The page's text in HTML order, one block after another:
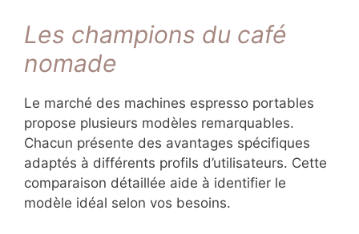
Les champions du café
nomade
Le marché des machines espresso portables
propose plusieurs modèles remarquables.
Chacun présente des avantages spécifiques
adaptés à différents profils d’utilisateurs. Cette
comparaison détaillée aide à identifier le
modèle idéal selon vos besoins.